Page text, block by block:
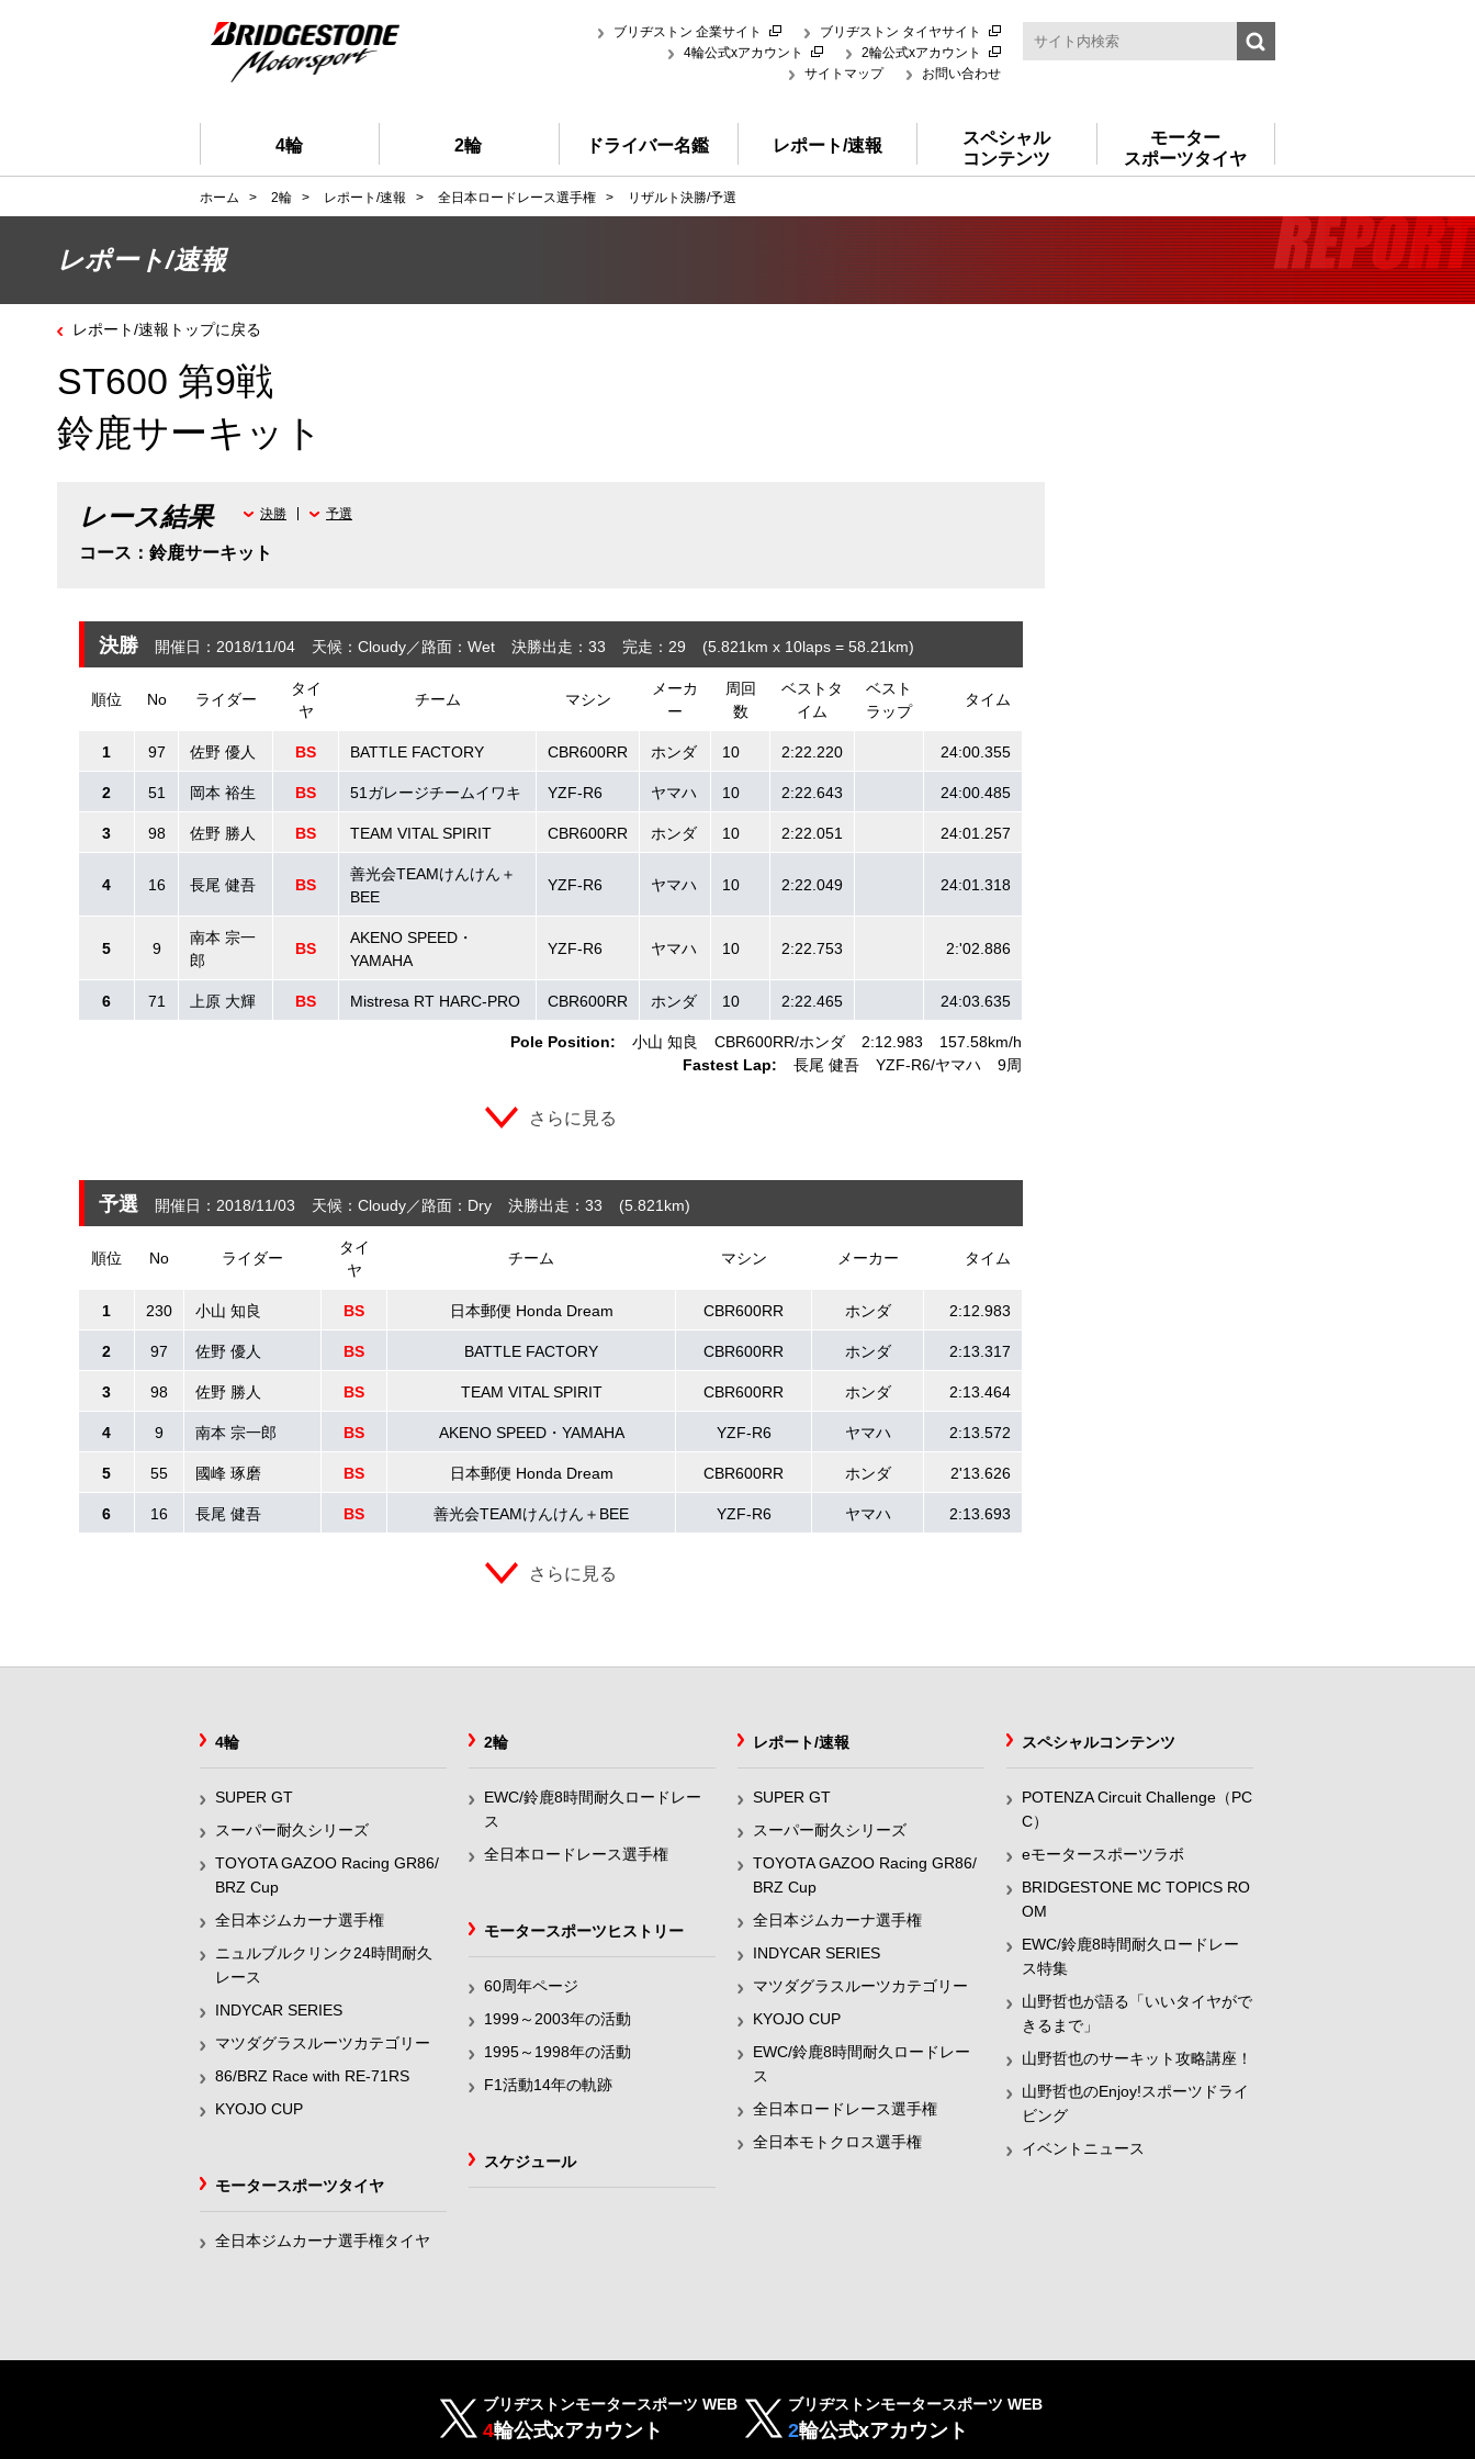
ブリヂストン 企業サイト
ブリヂストン タイヤサイト
4輪公式xアカウント
2輪公式xアカウント
サイトマップ
お問い合わせ
4輪 2輪 ドライバー名鑑 レポート/速報
スペシャル
コンテンツ
モーター
スポーツタイヤ
ホーム > 2輪 > レポート/速報 > 全日本ロードレース選手権 > リザルト決勝/予選
レポート/速報
レポート/速報トップに戻る
ST600 第9戦
鈴鹿サーキット
レース結果
コース：鈴鹿サーキット
決勝 予選
決勝 開催日：2018/11/04 天候：Cloudy 路面：Wet 決勝出走：33 完走：29 (5.821 km x 10laps = 58.21 km)
順位 No ライダー
タイ
ヤ
チーム マシン
メーカ
ー
周回
数
ベストタ
イム
ベスト
ラップ
タイム
Pole Position: 小山 知良 CBR600RR ホンダ 2:12.983
157.58km/h
Fastest Lap:
長尾 健吾 YZF-R6 ヤマハ 9周
1 97 佐野 優人 BS BATTLE FACTORY CBR600RR ホンダ 10 2:22.220 24:00.355
2 51 岡本 裕生 BS 51ガレージチームイワキ YZF-R6 ヤマハ 10 2:22.643 24:00.485
3 98 佐野 勝人 BS TEAM VITAL SPIRIT CBR600RR ホンダ 10 2:22.051 24:01.257
4 16 長尾 健吾 BS
善光会TEAMけんけん＋
BEE
YZF-R6 ヤマハ 10 2:22.049 24:01.318
5 9
南本 宗一
郎
BS
AKENO SPEED・
YAMAHA
YZF-R6 ヤマハ 10 2:22.753 2:'02.886
6 71 上原 大輝 BS Mistresa RT HARC-PRO CBR600RR ホンダ 10 2:22.465 24:03.635
さらに見る
予選 開催日：2018/11/03 天候：Cloudy 路面：Dry 決勝出走：33 (5.821 km)
順位 No ライダー
タイ
ヤ
チーム マシン メーカー タイム
1 230 小山 知良 BS 日本郵便 Honda Dream CBR600RR ホンダ 2:12.983
2 97 佐野 優人 BS BATTLE FACTORY CBR600RR ホンダ 2:13.317
3 98 佐野 勝人 BS TEAM VITAL SPIRIT CBR600RR ホンダ 2:13.464
4 9 南本 宗一郎 BS AKENO SPEED・YAMAHA YZF-R6 ヤマハ 2:13.572
5 55 國峰 琢磨 BS 日本郵便 Honda Dream CBR600RR ホンダ 2'13.626
6 16 長尾 健吾 BS 善光会TEAMけんけん＋BEE YZF-R6 ヤマハ 2:13.693
さらに見る
4輪
SUPER GT
スーパー耐久シリーズ
TOYOTA GAZOO Racing GR86/
BRZ Cup
全日本ジムカーナ選手権
ニュルブルクリンク24時間耐久
レース
INDYCAR SERIES
マツダグラスルーツカテゴリー
86/BRZ Race with RE-71RS
KYOJO CUP
2輪
EWC/鈴鹿8時間耐久ロードレー
ス
全日本ロードレース選手権
レポート/速報
SUPER GT
スーパー耐久シリーズ
TOYOTA GAZOO Racing GR86/
BRZ Cup
全日本ジムカーナ選手権
INDYCAR SERIES
マツダグラスルーツカテゴリー
KYOJO CUP
EWC/鈴鹿8時間耐久ロードレー
ス
全日本ロードレース選手権
全日本モトクロス選手権
スペシャルコンテンツ
POTENZA Circuit Challenge（PC
C）
eモータースポーツラボ
BRIDGESTONE MC TOPICS RO
OM
EWC/鈴鹿8時間耐久ロードレー
ス特集
山野哲也が語る「いいタイヤがで
きるまで」
山野哲也のサーキット攻略講座！
山野哲也のEnjoy!スポーツドライ
ビング
イベントニュース
モータースポーツヒストリー
60周年ページ
1999～2003年の活動
1995～1998年の活動
F1活動14年の軌跡
スケジュール
モータースポーツタイヤ
全日本ジムカーナ選手権タイヤ
ブリヂストンモータースポーツ WEB
4輪公式xアカウント
ブリヂストンモータースポーツ WEB
2輪公式xアカウント